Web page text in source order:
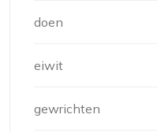
doen
eiwit
gewrichten